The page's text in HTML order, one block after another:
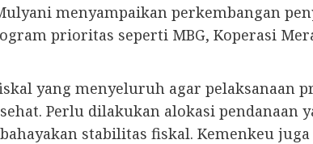
menyampaikan perkembangan
prioritas seperti MBG, Koperasi
yang menyeluruh agar pelaksanaan
Perlu dilakukan alokasi pendanaan
stabilitas fiskal. Kemenkeu